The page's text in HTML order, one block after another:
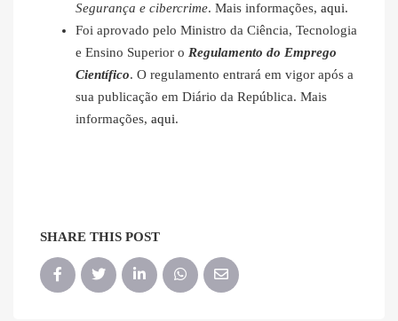
Segurança e cibercrime. Mais informações, aqui.
Foi aprovado pelo Ministro da Ciência, Tecnologia
e Ensino Superior o Regulamento do Emprego
Científico. O regulamento entrará em vigor após a
sua publicação em Diário da República. Mais
informações, aqui.
SHARE THIS POST